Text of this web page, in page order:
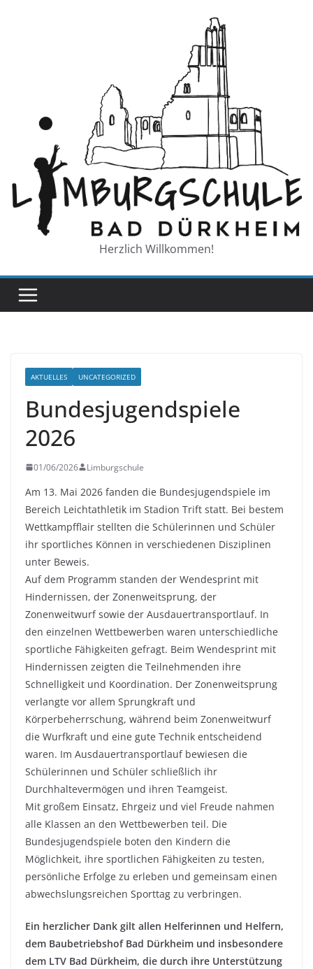
Herzlich Willkommen!
AKTUELLES UNCATEGORIZED
Bundesjugendspiele
2026
01/06/2026 Limburgschule
Am 13. Mai 2026 fanden die Bundesjugendspiele im
Bereich Leichtathletik im Stadion Trift statt. Bei bestem
Wettkampfflair stellten die Schülerinnen und Schüler
ihr sportliches Können in verschiedenen Disziplinen
unter Beweis.
Auf dem Programm standen der Wendesprint mit
Hindernissen, der Zonenweitsprung, der
Zonenweitwurf sowie der Ausdauertransportlauf. In
den einzelnen Wettbewerben waren unterschiedliche
sportliche Fähigkeiten gefragt. Beim Wendesprint mit
Hindernissen zeigten die Teilnehmenden ihre
Schnelligkeit und Koordination. Der Zonenweitsprung
verlangte vor allem Sprungkraft und
Körperbeherrschung, während beim Zonenweitwurf
die Wurfkraft und eine gute Technik entscheidend
waren. Im Ausdauertransportlauf bewiesen die
Schülerinnen und Schüler schließlich ihr
Durchhaltevermögen und ihren Teamgeist.
Mit großem Einsatz, Ehrgeiz und viel Freude nahmen
alle Klassen an den Wettbewerben teil. Die
Bundesjugendspiele boten den Kindern die
Möglichkeit, ihre sportlichen Fähigkeiten zu testen,
persönliche Erfolge zu erleben und gemeinsam einen
abwechslungsreichen Sporttag zu verbringen.
Ein herzlicher Dank gilt allen Helferinnen und Helfern,
dem Baubetriebshof Bad Dürkheim und insbesondere
dem LTV Bad Dürkheim, die durch ihre Unterstützung